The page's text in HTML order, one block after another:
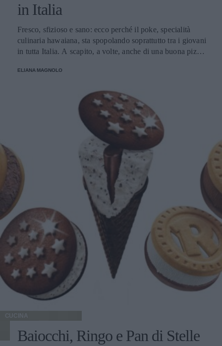
in Italia
Fresco, sfizioso e sano: ecco perché il poke, specialità
culinaria hawaiana, sta spopolando soprattutto tra i giovani
in tutta Italia. A scapito, a volte, anche di una buona pizza.
ELIANA MAGNOLO
CUCINA
Baiocchi, Ringo e Pan di Stelle